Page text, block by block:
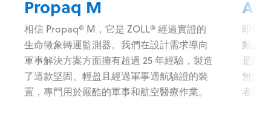
Propaq M
相信 Propaq® M，它是 ZOLL® 經過實證的
生命徵象轉運監測器。我們在設計需求導向
軍事解決方案方面擁有超過 25 年經驗，製造
了這款堅固、輕盈且經過軍事適航驗證的裝
置，專門用於嚴酷的軍事和航空醫療作業。
即使
動過
是同
無法
者胸